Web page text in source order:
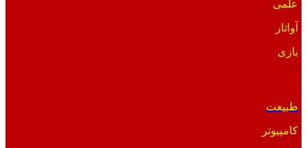
علمی
آواتار
بازی
طبیعت
کامپیوتر